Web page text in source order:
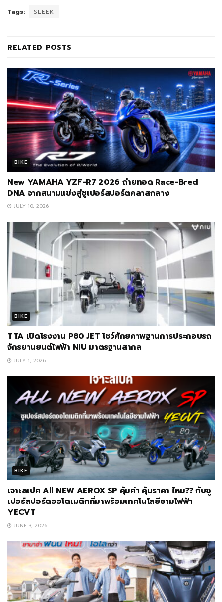
Tags: SLEEK
RELATED POSTS
BIKE
New YAMAHA YZF-R7 2026 ถ่ายทอด Race-Bred
DNA จากสนามแข่งสู่ซูเปอร์สปอร์ตคลาสกลาง
JULY 10, 2026
BIKE
TTA เปิดโรงงาน P80 JET โชว์ศักยภาพฐานการประกอบรถ
จักรยานยนต์ไฟฟ้า NIU มาตรฐานสากล
JULY 1, 2026
BIKE
เจาะสเปค All NEW AEROX SP คุ้มค่า คุ้มราคา ไหม?? กับซู
เปอร์สปอร์ตออโตเมติกที่มาพร้อมเทคโนโลยีชามไฟฟ้า
YECVT
JUNE 3, 2026